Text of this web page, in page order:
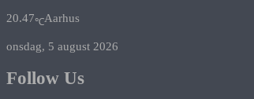
20.47℃Aarhus
onsdag, 5 august 2026
Follow Us